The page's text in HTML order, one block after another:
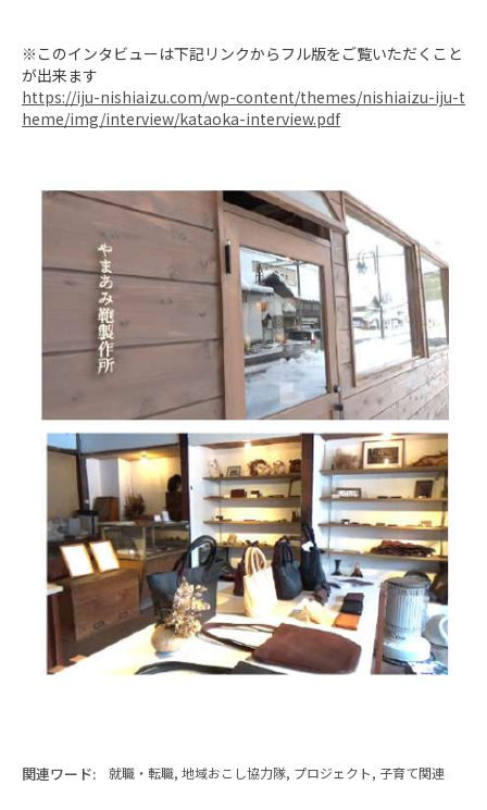
※このインタビューは下記リンクからフル版をご覧いただくこと
https://iju-nishiaizu.com/wp-content/themes/nishiaizu-iju-t
heme/img/interview/kataoka-interview.pdf
関連ワード: 就職・転職, 地域おこし協力隊, プロジェクト, 子育て関連